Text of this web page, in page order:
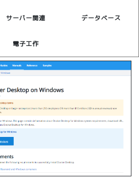
サーバー関連 データベース
電子工作